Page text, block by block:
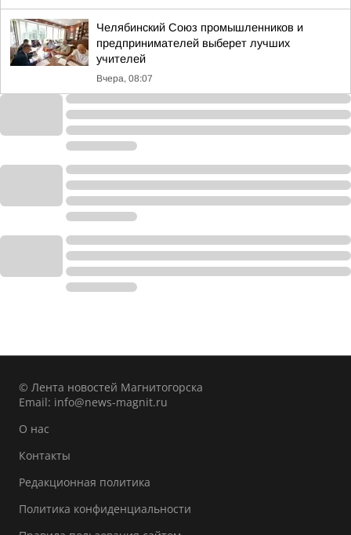
Челябинский Союз промышленников и
предпринимателей выберет лучших
учителей
Вчера, 08:07
© Лента новостей Магнитогорска
Email: info@news-magnit.ru
О нас
Контакты
Редакционная политика
Политика конфиденциальности